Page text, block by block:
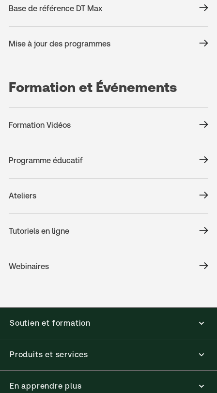
Base de référence DT Max
Mise à jour des programmes
Formation et Événements
Formation Vidéos
Programme éducatif
Ateliers
Tutoriels en ligne
Webinaires
Soutien et formation
Produits et services
En apprendre plus